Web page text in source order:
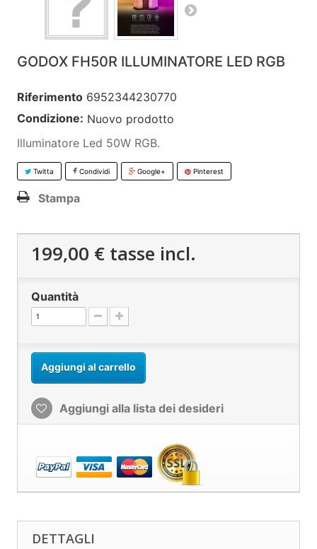
GODOX FH50R ILLUMINATORE LED RGB
Riferimento 6952344230770
Condizione: Nuovo prodotto
Illuminatore Led 50W RGB.
Twitta Condividi Google+ Pinterest
Stampa
199,00 €tasse incl.
Quantità
Aggiungi al carrello
Aggiungi alla lista dei desideri
DETTAGLI